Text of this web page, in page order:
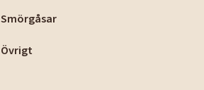
Smörgåsar
Övrigt